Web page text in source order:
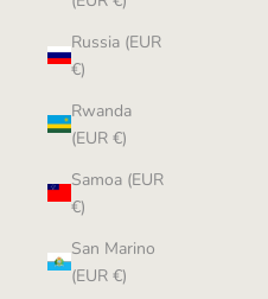
Russia (EUR
€)
Rwanda
(EUR €)
Samoa (EUR
€)
San Marino
(EUR €)